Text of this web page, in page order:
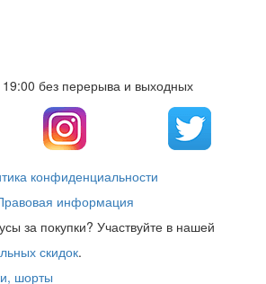
без перерыва и выходных
конфиденциальности
информация
за покупки? Участвуйте в нашей
скидок.
шорты